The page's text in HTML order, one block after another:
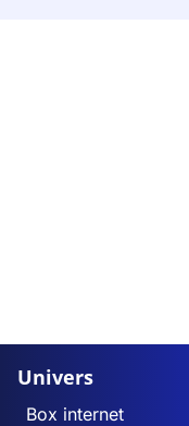
Univers
Box internet